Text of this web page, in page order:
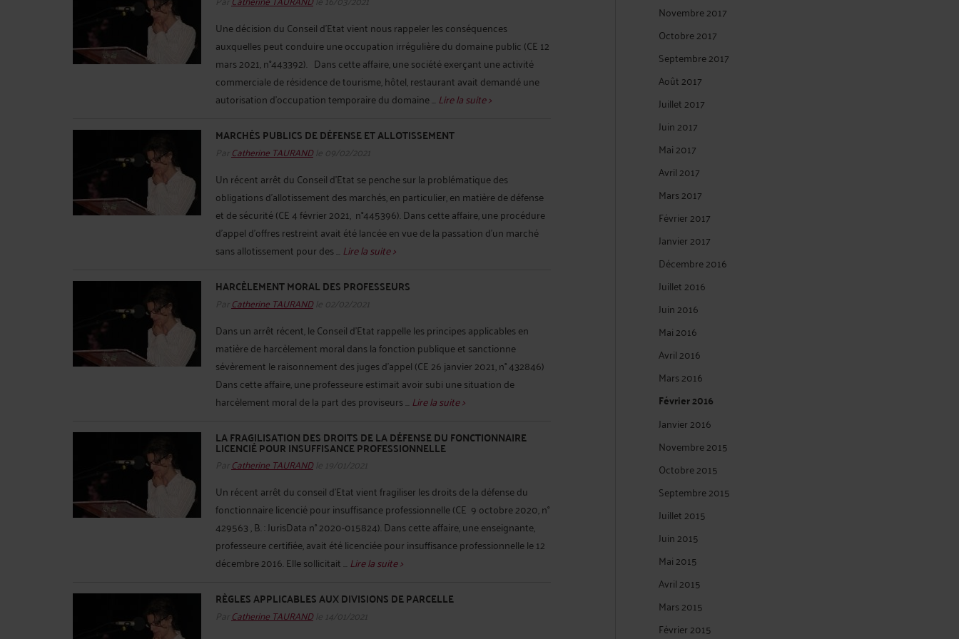
Une décision du Conseil d’Etat vient nous rappeler les conséquences
auxquelles peut conduire une occupation irrégulière du domaine public (CE 12
mars 2021, n°443392). Dans cette affaire, une société exerçant une activité
commerciale de résidence de tourisme, hôtel, restaurant avait demandé une
autorisation d'occupation temporaire du domaine ...Lire la suite >
MARCHÉS PUBLICS DE DÉFENSE ET ALLOTISSEMENT
Par Catherine TAURANDle 09/02/2021
Un récent arrêt du Conseil d’Etat se penche sur la problématique des
obligations d’allotissement des marchés, en particulier, en matière de défense
et de sécurité (CE 4 février 2021, n°445396). Dans cette affaire, une procédure
d'appel d'offres restreint avait été lancée en vue de la passation d'un marché
sans allotissement pour des ...Lire la suite >
HARCÈLEMENT MORAL DES PROFESSEURS
Par Catherine TAURANDle 02/02/2021
Dans un arrêt récent, le Conseil d’Etat rappelle les principes applicables en
matière de harcèlement moral dans la fonction publique et sanctionne
sévèrement le raisonnement des juges d’appel (CE 26 janvier 2021, n° 432846)
Dans cette affaire, une professeure estimait avoir subi une situation de
harcèlement moral de la part des proviseurs ...Lire la suite >
LA FRAGILISATION DES DROITS DE LA DÉFENSE DU FONCTIONNAIRE
LICENCIÉ POUR INSUFFISANCE PROFESSIONNELLE
Par Catherine TAURANDle 19/01/2021
Un récent arrêt du conseil d’Etat vient fragiliser les droits de la défense du
fonctionnaire licencié pour insuffisance professionnelle (CE 9 octobre 2020, n°
429563 , B. : JurisData n° 2020-015824). Dans cette affaire, une enseignante,
professeure certifiée, avait été licenciée pour insuffisance professionnelle le 12
décembre 2016. Elle sollicitait ...Lire la suite >
RÈGLES APPLICABLES AUX DIVISIONS DE PARCELLE
Par Catherine TAURANDle 14/01/2021
Novembre 2017
Octobre 2017
Septembre 2017
Août 2017
Juillet 2017
Juin 2017
Mai 2017
Avril 2017
Mars 2017
Février 2017
Janvier 2017
Décembre 2016
Juillet 2016
Juin 2016
Mai 2016
Avril 2016
Mars 2016
Février 2016
Janvier 2016
Novembre 2015
Octobre 2015
Septembre 2015
Juillet 2015
Juin 2015
Mai 2015
Avril 2015
Mars 2015
Février 2015